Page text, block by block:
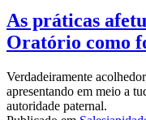
As práticas
Oratório como
Verdadeiramente
apresentando em meio a
autoridade paternal.